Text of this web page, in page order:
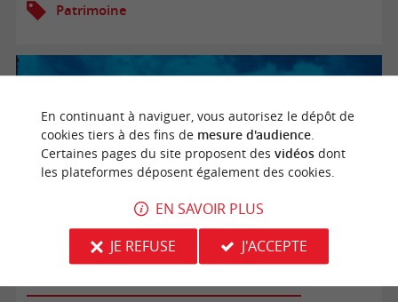
Patrimoine
Visite nocturne au Château de Cazeneuve
En continuant à naviguer, vous autorisez le dépôt de
cookies tiers à des fins de mesure d'audience.
Certaines pages du site proposent des vidéosdont
les plateformes déposent également des cookies.
EN SAVOIR PLUS
JE REFUSE
J'ACCEPTE